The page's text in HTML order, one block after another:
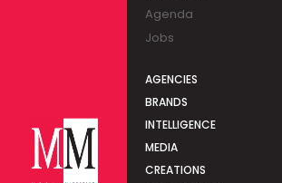
Agenda
Jobs
AGENCIES
BRANDS
INTELLIGENCE
MEDIA
CREATIONS